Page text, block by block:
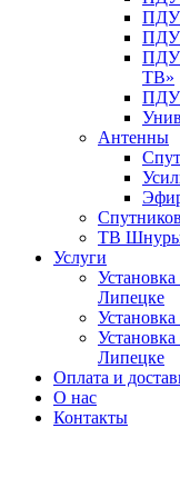
ПДУ
ПДУ
ПДУ
ТВ»
ПДУ
Антенны
ТВ
Услуги
Липецке
Липецке
Оплата и
О нас
Контакты